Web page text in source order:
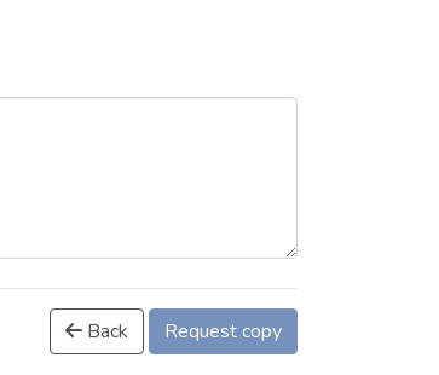
Back Request copy